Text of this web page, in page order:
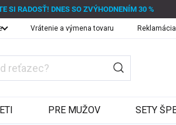
SI RADOSŤ! DNES SO ZVÝHODNENÍM 30 %
Vrátenie a výmena tovaru Reklamácia
PRE MUŽOV SETY